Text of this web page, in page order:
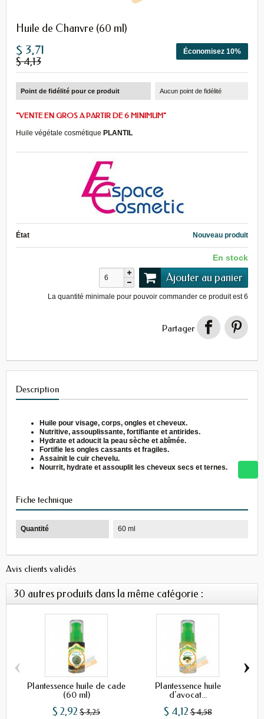
Huile de Chanvre (60 ml)
Économisez 10%
$ 3,71
$ 4,13
Point de fidélité pour ce produit Aucun point de fidélité
"VENTE EN GROS A PARTIR DE 6 MINIMUM"
Huile végétale cosmétique PLANTIL
État Nouveau produit
En stock
Ajouter au panier
La quantité minimale pour pouvoir commander ce produit est6
Partager
Description
Huile pour visage, corps, ongles et cheveux.
Nutritive, assouplissante, fortifiante et antirides.
Hydrate et adoucit la peau sèche et abîmée.
Fortifie les ongles cassants et fragiles.
Assainit le cuir chevelu.
Nourrit, hydrate et assouplit les cheveux secs et ternes.
Fiche technique
Quantité 60 ml
Avis clients validés
30 autres produits dans la même catégorie :
Plantessence huile de cade
(60 ml)
$ 2,92 $ 3,25
Plantessence huile
d'avocat...
$ 4,12 $ 4,58
‹ ›